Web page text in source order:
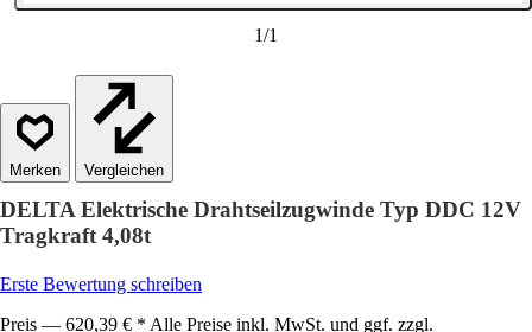
1/1
Vergleichen
DELTA Elektrische Drahtseilzugwinde Typ DDC 12V
Tragkraft 4,08t
Erste Bewertung schreiben
Preis — 620,39 € * Alle Preise inkl. MwSt. und ggf. zzgl.